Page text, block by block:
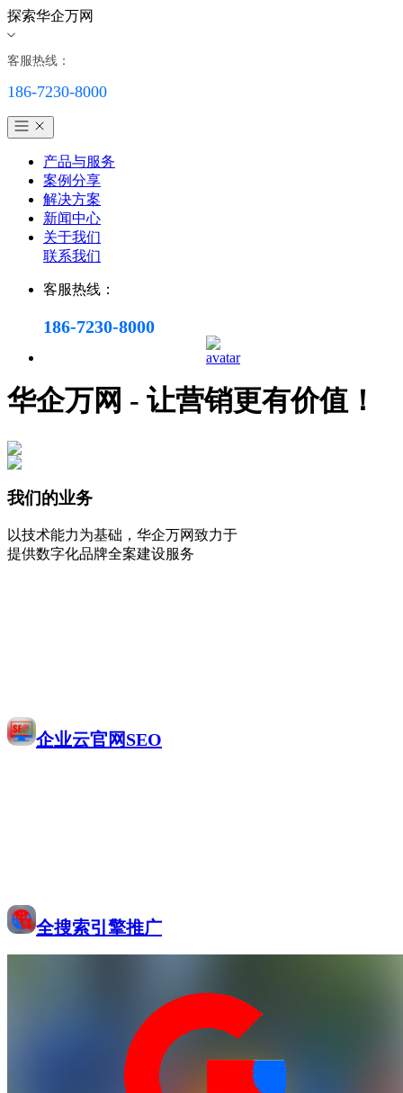
探索华企万网
客服热线：
186-7230-8000
产品与服务
案例分享
解决方案
新闻中心
关于我们
联系我们
客服热线：
186-7230-8000
华企万网 - 让营销更有价值！
我们的业务
以技术能力为基础，华企万网致力于
提供数字化品牌全案建设服务
企业云官网SEO
全搜索引擎推广